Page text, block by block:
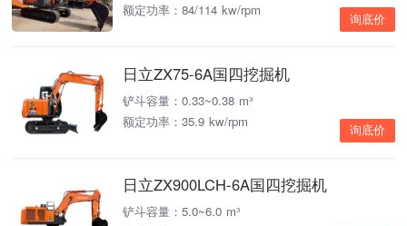
额定功率：84/114 kw/rpm
询底价
日立ZX75-6A国四挖掘机
铲斗容量：0.33~0.38 m³
额定功率：35.9 kw/rpm
询底价
日立ZX900LCH-6A国四挖掘机
铲斗容量：5.0~6.0 m³